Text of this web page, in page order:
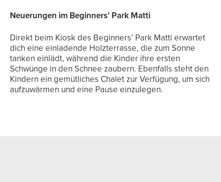
Neuerungen im Beginners’ Park Matti
Direkt beim Kiosk des Beginners’ Park Matti erwartet
dich eine einladende Holzterrasse, die zum Sonne
tanken einlädt, während die Kinder ihre ersten
Schwünge in den Schnee zaubern. Ebenfalls steht den
Kindern ein gemütliches Chalet zur Verfügung, um sich
aufzuwärmen und eine Pause einzulegen.